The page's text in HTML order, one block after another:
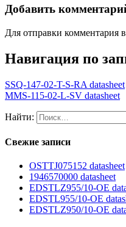
Добавить
Для отправки комментария
Навигация по
SSQ-147-02-T-S-RA datasheet
MMS-115-02-L-SV datasheet
Найти:
Свежие записи
OSTTJ075152 datasheet
1946570000 datasheet
EDSTLZ955/10-OE
EDSTL955/10-OE
EDSTLZ950/10-OE